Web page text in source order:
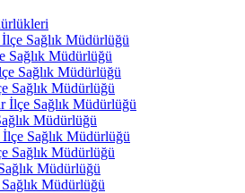
Sağlık Müdürlüğü
Sağlık Müdürlüğü
Sağlık Müdürlüğü
Sağlık Müdürlüğü
İlçe Sağlık Müdürlüğü
Müdürlüğü
Sağlık Müdürlüğü
Sağlık Müdürlüğü
Müdürlüğü
Müdürlüğü